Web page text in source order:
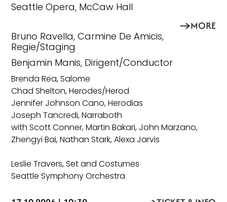
Seattle Opera, McCaw Hall
MORE
Bruno Ravella, Carmine De Amicis,
Regie/Staging
Benjamin Manis, Dirigent/Conductor
Brenda Rea, Salome
Chad Shelton, Herodes/Herod
Jennifer Johnson Cano, Herodias
Joseph Tancredi, Narraboth
with Scott Conner, Martin Bakari, John Marzano,
Zhengyi Bai, Nathan Stark, Alexa Jarvis
Leslie Travers, Set and Costumes
Seattle Symphony Orchestra